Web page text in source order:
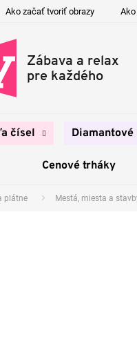
Ako začať tvoriť obrazy
čísel
Cenové trháky
plátne Mestá, miesta a